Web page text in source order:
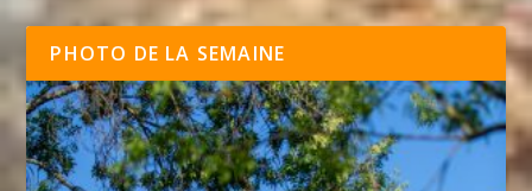
PHOTO DE LA SEMAINE